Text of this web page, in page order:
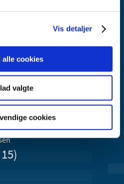
Vis detaljer
alle cookies
valgte
cookies
del af